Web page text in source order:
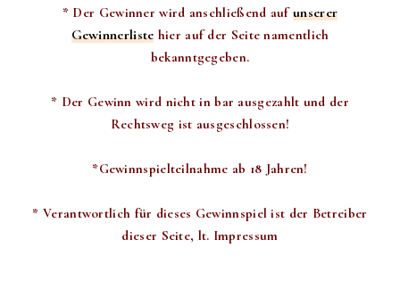
* Der Gewinner wird anschließend aufunserer
Gewinnerliste hier auf der Seite namentlich
bekanntgegeben.
* Der Gewinn wird nicht in bar ausgezahlt und der
Rechtsweg ist ausgeschlossen!
*Gewinnspielteilnahme ab 18 Jahren!
* Verantwortlich für dieses Gewinnspiel ist der Betreiber
dieser Seite, lt. Impressum